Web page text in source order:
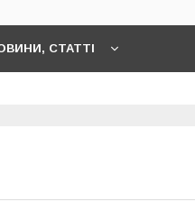
СТАТТІ